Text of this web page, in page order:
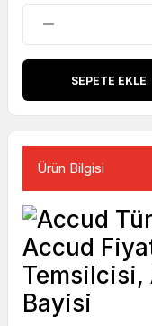
SEPETE EKLE
Ürün Bilgisi